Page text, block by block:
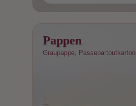
Pappen
Graupappe, Passepartoutkarton